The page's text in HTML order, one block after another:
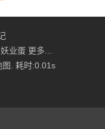
妖业蛋 更多...
图 . 耗时:0.01s